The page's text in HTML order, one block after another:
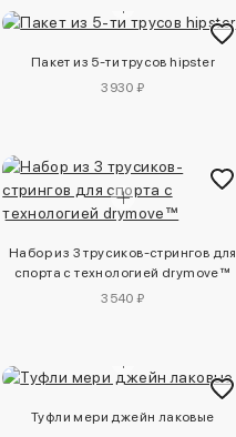
Пакет из 5-ти трусов hipster
3930 ₽
Набор из 3 трусиков-стрингов для
спорта с технологией drymove™
3540 ₽
Туфли мери джейн лаковые